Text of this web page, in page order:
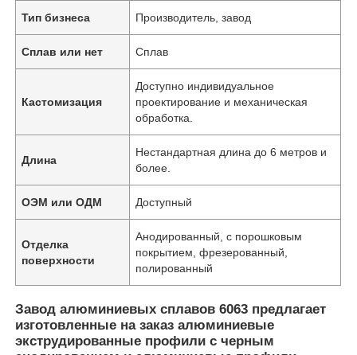
Тип бизнеса Производитель, завод
Сплав или нет Сплав
Кастомизация
Доступно индивидуальное
проектирование и механическая
обработка.
Длина
Нестандартная длина до 6 метров и
более.
ОЭМ или ОДМ Доступный
Отделка
поверхности
Анодированный, с порошковым
покрытием, фрезерованный,
полированный
Завод алюминиевых сплавов 6063 предлагает
изготовленные на заказ алюминиевые
экструдированные профили с черным